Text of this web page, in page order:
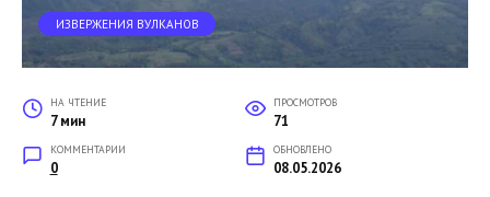
ИЗВЕРЖЕНИЯ ВУЛКАНОВ
НА ЧТЕНИЕ
7 мин
ПРОСМОТРОВ
71
КОММЕНТАРИИ
0
ОБНОВЛЕНО
08.05.2026